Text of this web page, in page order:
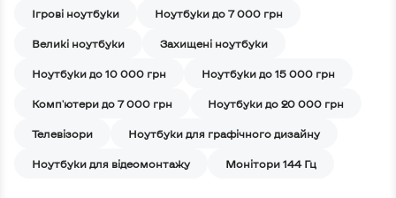
Iгрові ноутбуки Ноутбуки до 7 000 грн
Великі ноутбуки Захищені ноутбуки
Ноутбуки до 10 000 грн Ноутбуки до 15 000 грн
Комп'ютери до 7 000 грн Ноутбуки до 20 000 грн
Телевізори Ноутбуки для графічного дизайну
Ноутбуки для відеомонтажу Монітори 144 Гц